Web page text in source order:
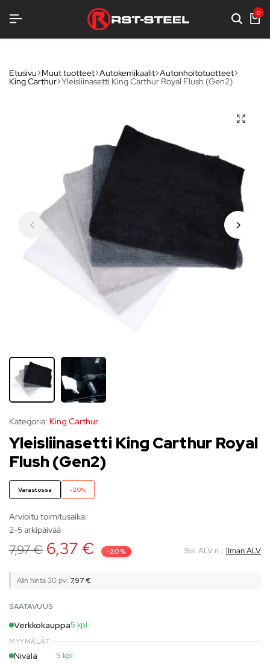
KOTIMAISTA LAATUA TERÄKSENLUJAA VARUSTELUA
KOTIMAISTA LAATUA TERÄKSENLUJAA VARUSTELUA
KOTIMAISTA LAATUA TERÄKSENLUJAA VARUSTELUA
0
Etusivu Muut tuotteet Autokemikaalit Autonhoitotuotteet
King Carthur Yleisliinasetti King Carthur Royal Flush (Gen2)
Kategoria: King Carthur
Yleisliinasetti King Carthur Royal
Flush (Gen2)
Varastossa -20%
Arvioitu toimitusaika:
2-5 arkipäivää
7,97€ 6,37 € -20% Sis. ALV:n | Ilman ALV
Alin hinta 30 pv: 7,97€
SAATAVUUS
Verkkokauppa5 kpl
MYYMÄLÄT
Nivala 5 kpl